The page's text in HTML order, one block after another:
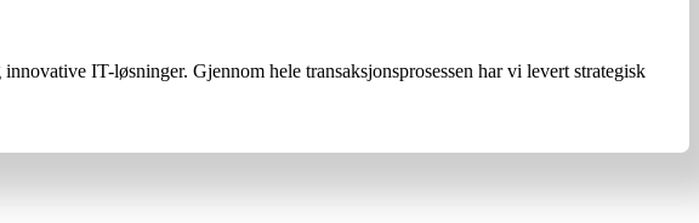
IT-løsninger. Gjennom hele transaksjonsprosessen har vi levert strategisk